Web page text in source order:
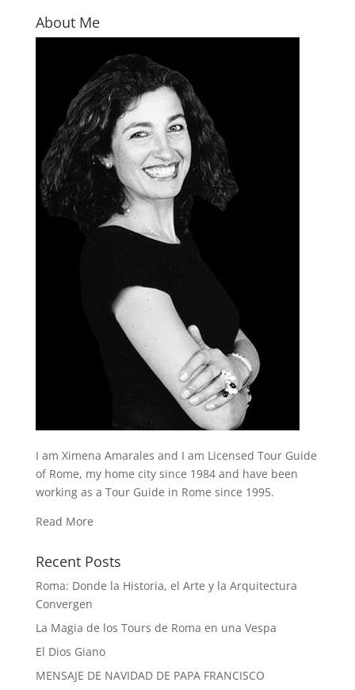
About Me
I am Ximena Amarales and I am Licensed Tour Guide
of Rome, my home city since 1984 and have been
working as a Tour Guide in Rome since 1995.
Read More
Recent Posts
Roma: Donde la Historia, el Arte y la Arquitectura
Convergen
La Magia de los Tours de Roma en una Vespa
El Dios Giano
MENSAJE DE NAVIDAD DE PAPA FRANCISCO